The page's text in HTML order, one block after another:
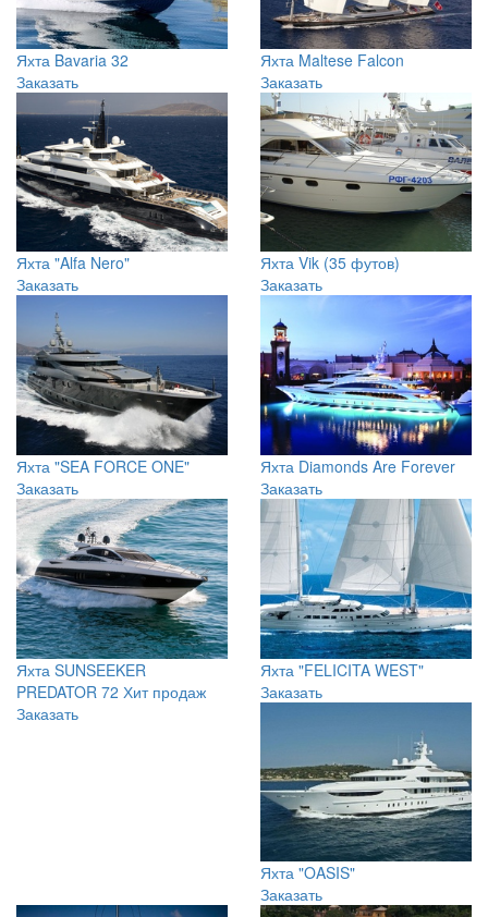
Яхта Bavaria 32
Заказать
Яхта Maltese Falcon
Заказать
Яхта "Alfa Nero"
Заказать
Яхта Vik (35 футов)
Заказать
Яхта "SEA FORCE ONE"
Заказать
Яхта Diamonds Are Forever
Заказать
Яхта "FELICITA WEST"
Заказать